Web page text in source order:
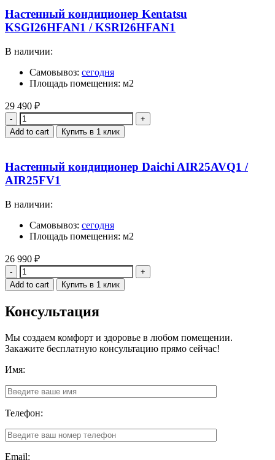
Настенный кондиционер Kentatsu
KSGI26HFAN1 / KSRI26HFAN1
В наличии:
Самовывоз: сегодня
Площадь помещения: м2
29 490 ₽
Quantity
Add to cart Купить в 1 клик
Настенный кондиционер Daichi AIR25AVQ1 /
AIR25FV1
В наличии:
Самовывоз: сегодня
Площадь помещения: м2
26 990 ₽
Quantity
Add to cart Купить в 1 клик
Консультация
Мы создаем комфорт и здоровье в любом помещении.
Закажите бесплатную консультацию прямо сейчас!
Имя:
Телефон:
Email: